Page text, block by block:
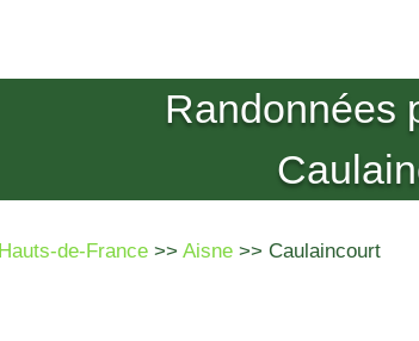
Randonnées
Hauts-de-France >>Aisne >> Caulaincourt